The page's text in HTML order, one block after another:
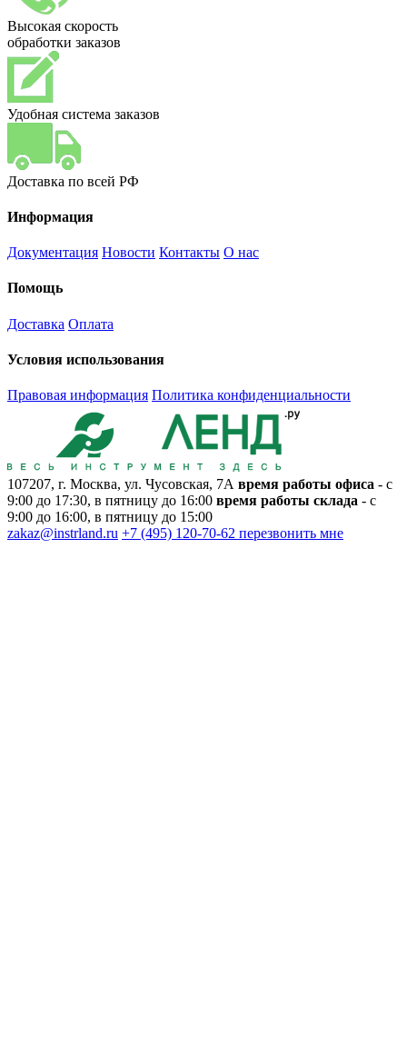
Высокая скорость
обработки заказов
Удобная система заказов
Доставка по всей РФ
Информация
Документация Новости Контакты О нас
Помощь
Доставка Оплата
Условия использования
Правовая информация Политика конфиденциальности
107207, г. Москва, ул. Чусовская, 7А время работы офиса - с
9:00 до 17:30, в пятницу до 16:00 время работы склада - с
9:00 до 16:00, в пятницу до 15:00
zakaz@instrland.ru +7 (495) 120-70-62 перезвонить мне